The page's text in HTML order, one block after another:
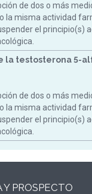
de dos o más
la misma actividad
el principio(s)
la testosterona 5-
de dos o más
la misma actividad
el principio(s)
PROSPECTO